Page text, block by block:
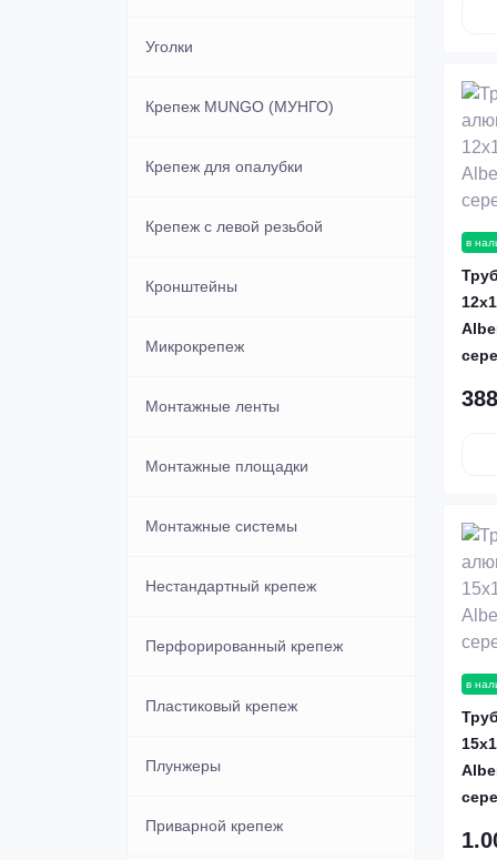
Уголки
Крепеж MUNGO (МУНГО)
Крепеж для опалубки
Крепеж с левой резьбой
Кронштейны
Микрокрепеж
Монтажные ленты
Монтажные площадки
Монтажные системы
Нестандартный крепеж
Перфорированный крепеж
Пластиковый крепеж
Плунжеры
Приварной крепеж
в
в